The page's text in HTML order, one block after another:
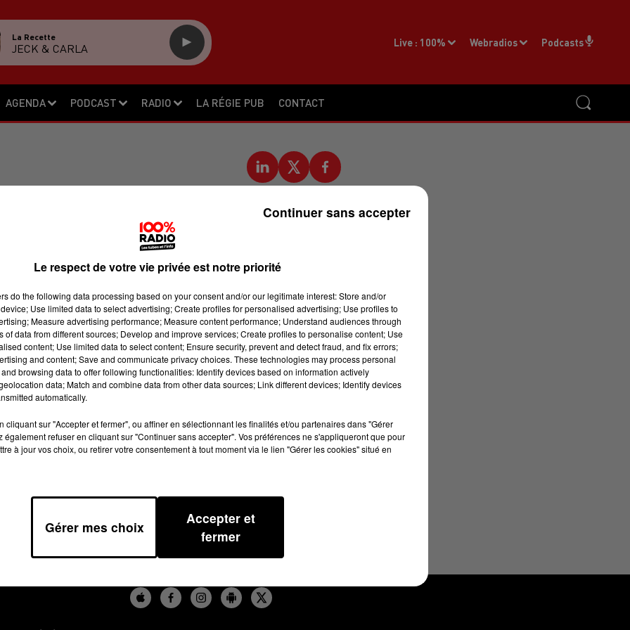
AGENDA PODCAST RADIO LA RÉGIE PUB CONTACT
Live : 100% Webradios Podcasts
La Recette
JECK & CARLA
POUR UNE
À CASTRES
l'usine Weir de Castres, qui
Ce dernier a décidé de fermer
Les discussions avancent, et
les représentants de Weir, l’éventuel
productif, représentant
des salariés, mais qui
la direction du groupe Weir. Une
salariés, après 7 mois de conflit.
Le respect de votre vie privée est notre priorité
do the following data processing based on your consent and/or our legitimate interest: Store and/or
Use limited data to select advertising; Create profiles for personalised advertising; Use profiles to
Measure advertising performance; Measure content performance; Understand audiences through
of data from different sources; Develop and improve services; Create profiles to personalise content; Use
content; Use limited data to select content; Ensure security, prevent and detect fraud, and fix errors;
and content; Save and communicate privacy choices. These technologies may process personal
browsing data to offer following functionalities: Identify devices based on information actively
data; Match and combine data from other data sources; Link different devices; Identify devices
automatically.
cliquant sur "Accepter et fermer", ou affiner en sélectionnant les finalités et/ou partenaires dans "Gérer
également refuser en cliquant sur "Continuer sans accepter". Vos préférences ne s'appliqueront que pour
à jour vos choix, ou retirer votre consentement à tout moment via le lien "Gérer les cookies" situé en
Gérer mes choix
Accepter et
fermer
Continuer sans accepter